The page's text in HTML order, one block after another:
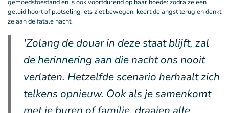
gemoedstoestand en is ook voortdurend op haar hoede: zodra ze een
geluid hoort of plotseling iets ziet bewegen, keert de angst terug en denkt
ze aan de fatale nacht.
'Zolang de douar in deze staat blijft, zal
de herinnering aan die nacht ons nooit
verlaten. Hetzelfde scenario herhaalt zich
telkens opnieuw. Ook als je samenkomt